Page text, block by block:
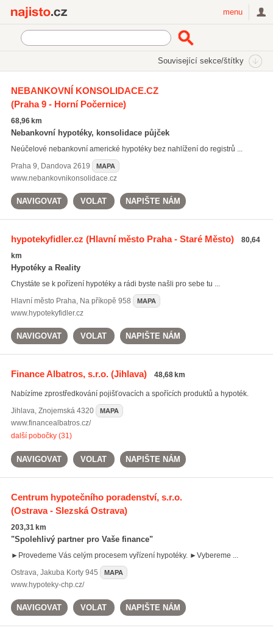
menu
Související sekce/štítky
Právo a finance
Hypoteční banky (376)
NEBANKOVNÍ KONSOLIDACE.CZ
(Praha 9 - Horní Počernice)
68,96 km
Nebankovní hypotéky, konsolidace půjček
Neúčelové nebankovní americké hypotéky bez nahlížení do registrů ...
Praha 9, Dandova 2619 MAPA
www.nebankovnikonsolidace.cz
NAVIGOVAT VOLAT NAPIŠTE NÁM
hypotekyfidler.cz (Hlavní město Praha - Staré Město)
80,64
km
Hypotéky a Reality
Chystáte se k pořízení hypotéky a rádi byste našli pro sebe tu ...
Hlavní město Praha, Na příkopě 958 MAPA
www.hypotekyfidler.cz
NAVIGOVAT VOLAT NAPIŠTE NÁM
Finance Albatros, s.r.o.(Jihlava) 48,68 km
Nabízíme zprostředkování pojišťovacích a spořících produktů a hypoték.
Jihlava, Znojemská 4320 MAPA
www.financealbatros.cz/
další pobočky (31)
NAVIGOVAT VOLAT NAPIŠTE NÁM
Centrum hypotečního poradenství, s.r.o.
(Ostrava - Slezská Ostrava)
203,31 km
"Spolehlivý partner pro Vaše finance"
►Provedeme Vás celým procesem vyřízení hypotéky. ►Vybereme ...
Ostrava, Jakuba Korty 945 MAPA
www.hypoteky-chp.cz/
NAVIGOVAT VOLAT NAPIŠTE NÁM